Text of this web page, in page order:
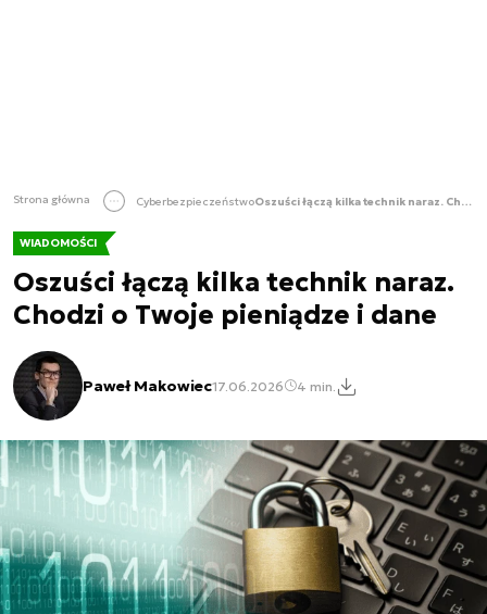
Strona główna Cyberbezpieczeństwo Oszuści łączą kilka technik naraz. Chodzi o Twoje pieniądze i dane
WIADOMOŚCI
Oszuści łączą kilka technik naraz.
Chodzi o Twoje pieniądze i dane
Paweł Makowiec17.06.2026 4 min.